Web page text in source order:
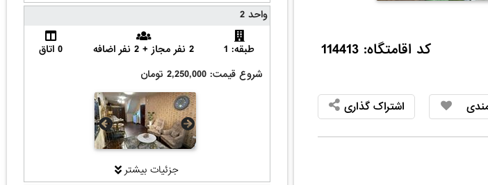
کد اقامتگاه: 114413
اشتراک گذاری
واحد 2
طبقه: 1 2 نفر مجاز + 2 نفر اضافه
0 اتاق
شروع قیمت: 2,250,000 تومان
جزئیات بیشتر